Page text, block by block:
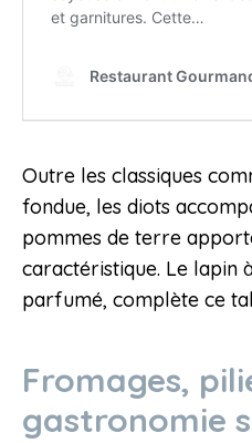
Outre les classiques
fondue, les diots
pommes de terre
caractéristique. Le lapin
parfumé, complète ce
Fromages,
gastronomie